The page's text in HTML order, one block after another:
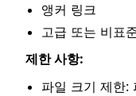
앵커 링크
고급 또는 비표
제한 사항:
파일 크기 제한: